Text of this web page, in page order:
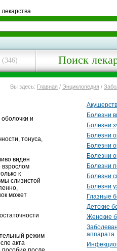
лекарства
(346) Поиск
Вы здесь: Главная / Энциклопедия /
Болезни
Болезни
Болезни
Болезни
Болезни
Болезни
Болезни
Болезни
Глазные
Детские
Женские
аппарата
и
тонуса,
виден
взрослом
к
слизистой
может
режим
акта